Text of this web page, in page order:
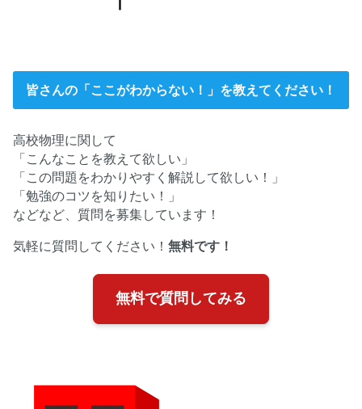
皆さんの「ここがわからない！」を教えてください！
高校物理に関して
「こんなことを教えて欲しい」
「この問題をわかりやすく解説して欲しい！」
「勉強のコツを知りたい！」
などなど、質問を募集しています！
気軽に質問してください！無料です！
無料で質問してみる